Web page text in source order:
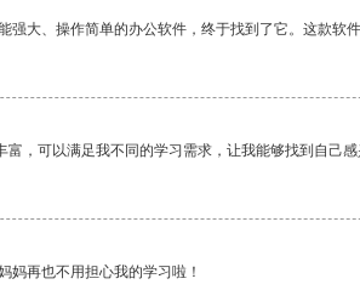
强大、操作简单的办公软件，终于找到了它。这款软
，可以满足我不同的学习需求，让我能够找到自己感
妈再也不用担心我的学习啦！